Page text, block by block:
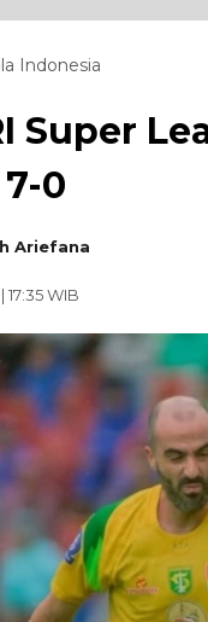
Indonesia
Super
0
Ariefana
17:35 WIB